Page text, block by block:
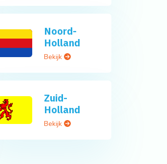
Noord-
Holland
Bekijk
Zuid-
Holland
Bekijk